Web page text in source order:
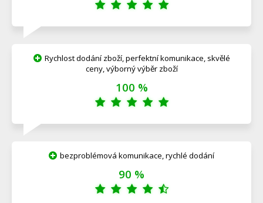
Rychlost dodání zboží, perfektní komunikace, skvělé
ceny, výborný výběr zboží
100 %
bezproblémová komunikace, rychlé dodání
90 %